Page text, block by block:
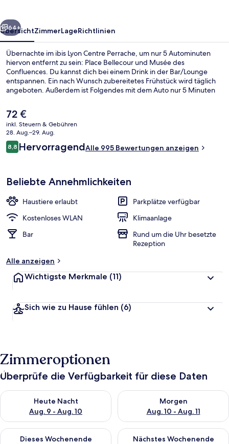
Weiter
64+
ÜbersichtZimmerLageRichtlinien
Übernachte im ibis Lyon Centre Perrache, um nur 5 Autominuten
hiervon entfernt zu sein: Place Bellecour und Musée des
Confluences. Du kannst dich bei einem Drink in der Bar/Lounge
entspannen. Ein nach Wunsch zubereitetes Frühstück wird täglich
angeboten. Außerdem ist Folgendes mit dem Auto nur 5 Minuten
Lyon. Andere Reisende haben viel Gutes über das hilfsbereite
Personal zu berichten. Die öffentlichen Verkehrsmittel sind nur
einen kurzen Fußmarsch entfernt: Zur Place des Archives sind es 6
Minuten und zur Station Ampère - Victor Hugo 7 Minuten.
Der
aktuelle
Preis
beträgt
72 €.
72 €
inkl. Steuern & Gebühren
28. Aug.–29. Aug.
Bewertungen
8,88,8 von 10.
HervorragendAlle 995 Bewertungen anzeigen
Beliebte Annehmlichkeiten
Haustiere erlaubt
Parkplätze verfügbar
Kostenloses WLAN
Klimaanlage
Bar
Rund um die Uhr besetzte
Rezeption
Alle anzeigen
Wichtigste Merkmale (11)
Sich wie zu Hause fühlen (6)
Zimmeroptionen
Überprüfe die Verfügbarkeit für diese Daten
Heute Nacht
Aug. 9 - Aug. 10
Überprüfe die Verfügbarkeit für heute Nacht, Aug. 9 - Aug.
Morgen
Aug. 10 - Aug. 11
Überprüfe die Verfügbarkeit
Dieses Wochenende
Überprüfe die Verfügbarkeit für dieses Wochenende, Aug. 14
Nächstes Wochenende
Überprüfe die Verfügbarkeit